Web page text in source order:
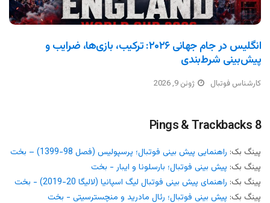
انگلیس در جام جهانی ۲۰۲۶: ترکیب، بازی‌ها، ضرایب و
پیش‌بینی شرط‌بندی
کارشناس فوتبال ژوئن 9, 2026
8 Pings & Trackbacks
پینگ بک: راهنمایی پیش بینی فوتبال؛ پرسپولیس (فصل 98-1399) – بخت
پینگ بک: پیش بینی فوتبال؛ بارسلونا و ایبار - بخت
پینگ بک: راهنمای پیش بینی فوتبال لیگ اسپانیا (لالیگا 20-2019) - بخت
پینگ بک: پیش بینی فوتبال؛ رئال مادرید و منچسترسیتی - بخت